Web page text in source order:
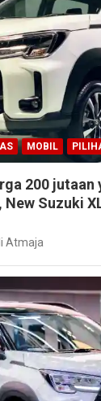
MOBIL
200 jutaan
Suzuki
Atmaja